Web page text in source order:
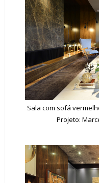
Sala com sofá
Projeto: